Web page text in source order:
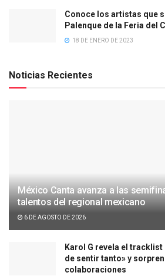
Conoce los artistas que
Palenque de la Feria del
18 DE ENERO DE 2023
Noticias Recientes
México Canta avanza a las
talentos del regional mexicano
6 DE AGOSTO DE 2026
Karol G revela el
de sentir tanto» y
colaboraciones